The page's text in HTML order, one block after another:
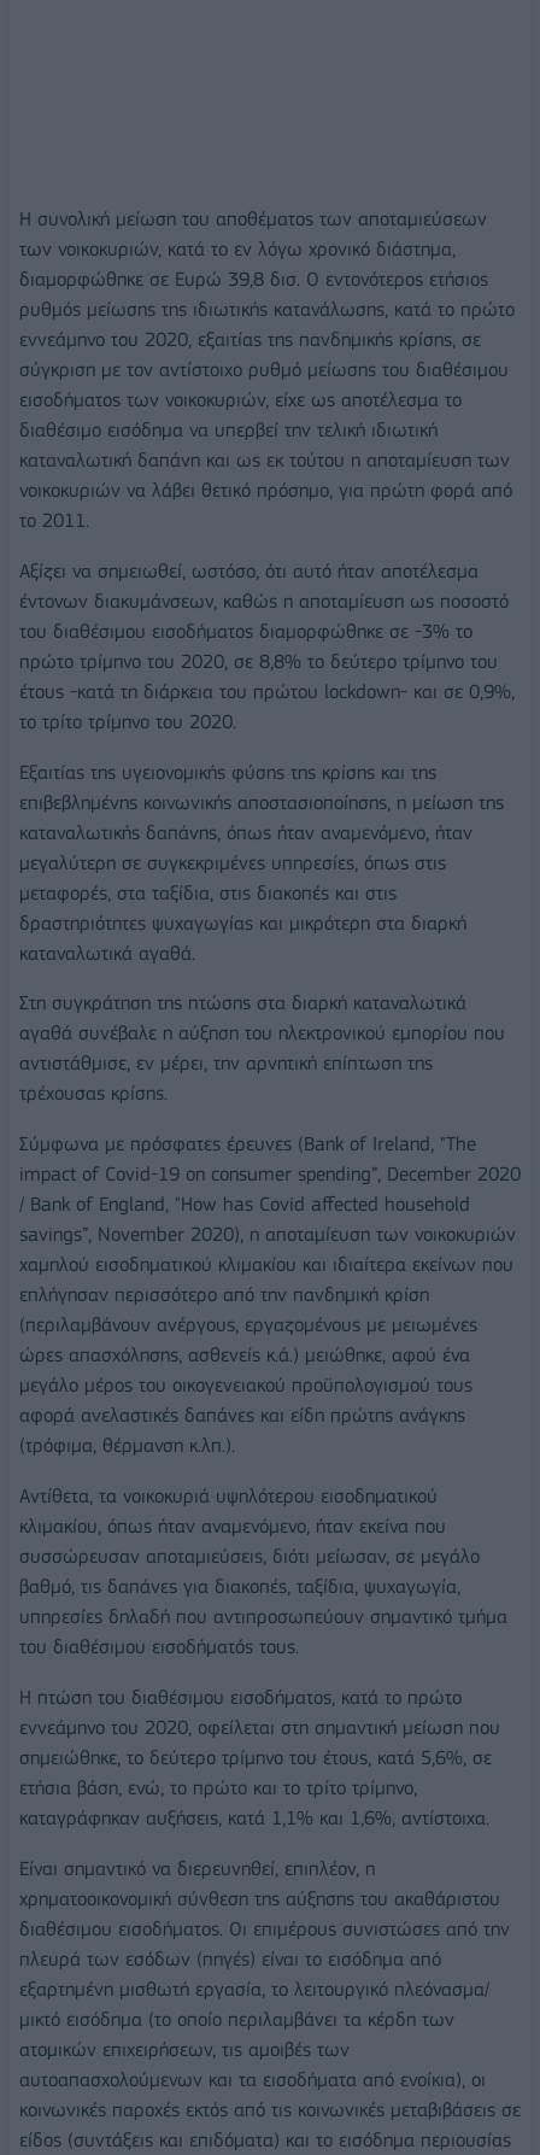
Η συνολική μείωση του αποθέματος των αποταμιεύσεων
των νοικοκυριών, κατά το εν λόγω χρονικό διάστημα,
διαμορφώθηκε σε Ευρώ 39,8 δισ. Ο εντονότερος ετήσιος
ρυθμός μείωσης της ιδιωτικής κατανάλωσης, κατά το πρώτο
εννεάμηνο του 2020, εξαιτίας της πανδημικής κρίσης, σε
σύγκριση με τον αντίστοιχο ρυθμό μείωσης του διαθέσιμου
εισοδήματος των νοικοκυριών, είχε ως αποτέλεσμα το
διαθέσιμο εισόδημα να υπερβεί την τελική ιδιωτική
καταναλωτική δαπάνη και ως εκ τούτου η αποταμίευση των
νοικοκυριών να λάβει θετικό πρόσημο, για πρώτη φορά από
το 2011.
Αξίζει να σημειωθεί, ωστόσο, ότι αυτό ήταν αποτέλεσμα
έντονων διακυμάνσεων, καθώς η αποταμίευση ως ποσοστό
του διαθέσιμου εισοδήματος διαμορφώθηκε σε -3% το
πρώτο τρίμηνο του 2020, σε 8,8% το δεύτερο τρίμηνο του
έτους -κατά τη διάρκεια του πρώτου lockdown- και σε 0,9%,
το τρίτο τρίμηνο του 2020.
Εξαιτίας της υγειονομικής φύσης της κρίσης και της
επιβεβλημένης κοινωνικής αποστασιοποίησης, η μείωση της
καταναλωτικής δαπάνης, όπως ήταν αναμενόμενο, ήταν
μεγαλύτερη σε συγκεκριμένες υπηρεσίες, όπως στις
μεταφορές, στα ταξίδια, στις διακοπές και στις
δραστηριότητες ψυχαγωγίας και μικρότερη στα διαρκή
καταναλωτικά αγαθά.
Στη συγκράτηση της πτώσης στα διαρκή καταναλωτικά
αγαθά συνέβαλε η αύξηση του ηλεκτρονικού εμπορίου που
αντιστάθμισε, εν μέρει, την αρνητική επίπτωση της
τρέχουσας κρίσης.
Σύμφωνα με πρόσφατες έρευνες (Bank of Ireland, "The
impact of Covid-19 on consumer spending”, December 2020
/ Bank of England, "How has Covid affected household
savings”, November 2020), η αποταμίευση των νοικοκυριών
χαμηλού εισοδηματικού κλιμακίου και ιδιαίτερα εκείνων που
επλήγησαν περισσότερο από την πανδημική κρίση
(περιλαμβάνουν ανέργους, εργαζομένους με μειωμένες
ώρες απασχόλησης, ασθενείς κ.ά.) μειώθηκε, αφού ένα
μεγάλο μέρος του οικογενειακού προϋπολογισμού τους
αφορά ανελαστικές δαπάνες και είδη πρώτης ανάγκης
(τρόφιμα, θέρμανση κ.λπ.).
Αντίθετα, τα νοικοκυριά υψηλότερου εισοδηματικού
κλιμακίου, όπως ήταν αναμενόμενο, ήταν εκείνα που
συσσώρευσαν αποταμιεύσεις, διότι μείωσαν, σε μεγάλο
βαθμό, τις δαπάνες για διακοπές, ταξίδια, ψυχαγωγία,
υπηρεσίες δηλαδή που αντιπροσωπεύουν σημαντικό τμήμα
του διαθέσιμου εισοδήματός τους.
Η πτώση του διαθέσιμου εισοδήματος, κατά το πρώτο
εννεάμηνο του 2020, οφείλεται στη σημαντική μείωση που
σημειώθηκε, το δεύτερο τρίμηνο του έτους, κατά 5,6%, σε
ετήσια βάση, ενώ, το πρώτο και το τρίτο τρίμηνο,
καταγράφηκαν αυξήσεις, κατά 1,1% και 1,6%, αντίστοιχα.
Είναι σημαντικό να διερευνηθεί, επιπλέον, η
χρηματοοικονομική σύνθεση της αύξησης του ακαθάριστου
διαθέσιμου εισοδήματος. Οι επιμέρους συνιστώσες από την
πλευρά των εσόδων (πηγές) είναι το εισόδημα από
εξαρτημένη μισθωτή εργασία, το λειτουργικό πλεόνασμα/
μικτό εισόδημα (το οποίο περιλαμβάνει τα κέρδη των
ατομικών επιχειρήσεων, τις αμοιβές των
αυτοαπασχολούμενων και τα εισοδήματα από ενοίκια), οι
κοινωνικές παροχές εκτός από τις κοινωνικές μεταβιβάσεις σε
είδος (συντάξεις και επιδόματα) και το εισόδημα περιουσίας